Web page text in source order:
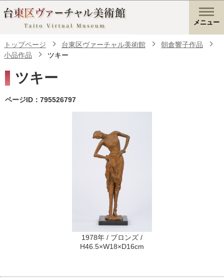
メニュー
トップページ 台東区ヴァーチャル美術館
朝倉響子作品
小品作品
ツキー
ツキー
ページID：795526797
1978年 / ブロンズ /
H46.5×W18×D16cm